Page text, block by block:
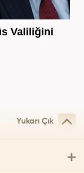
Valiliğini
Yukarı Çık